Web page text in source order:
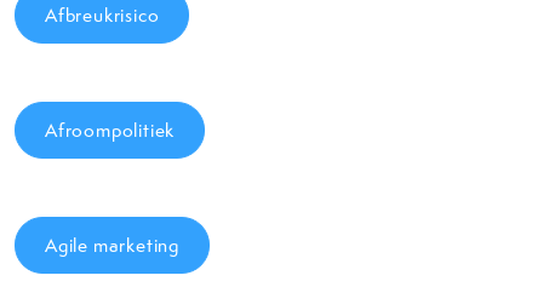
Afbreukrisico
Afroompolitiek
Agile marketing